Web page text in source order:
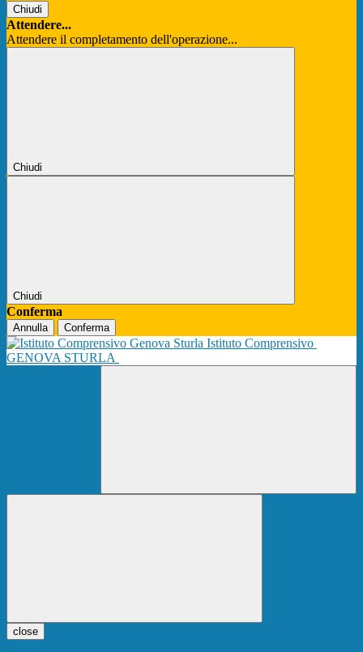
Chiudi
Attendere...
Attendere il completamento dell'operazione...
Chiudi
Chiudi
Conferma
Annulla Conferma
Istituto Comprensivo
GENOVA STURLA
close